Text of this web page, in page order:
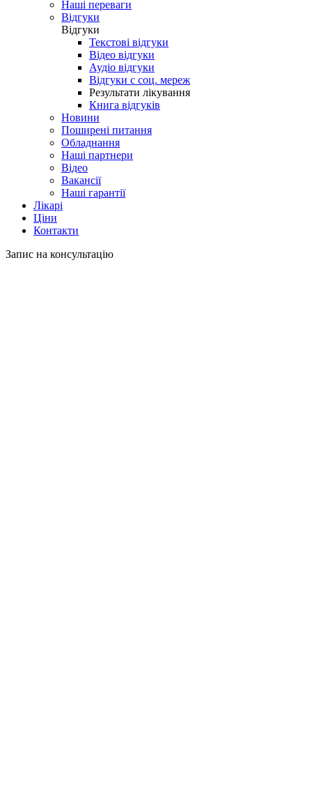
Наші переваги
Відгуки
Відгуки
Текстові відгуки
Відео відгуки
Аудіо відгуки
Відгуки с соц. мереж
Результати лікування
Книга відгуків
Новини
Поширені питання
Обладнання
Наші партнери
Відео
Вакансії
Наші гарантії
Лікарі
Ціни
Контакти
Запис на консультацію